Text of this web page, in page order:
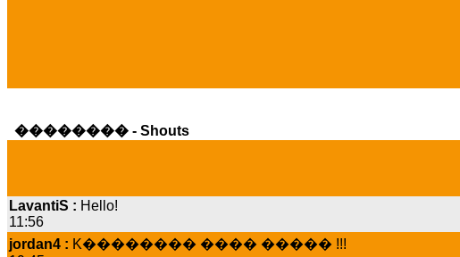
�������� - Shouts
11:56
jordan4 :K�������� ���� ����� !!!
19:45